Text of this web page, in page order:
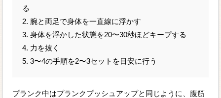
る
2. 腕と両足で身体を一直線に浮かす
3. 身体を浮かした状態を20〜30秒ほどキープする
4. 力を抜く
5. 3〜4の手順を2〜3セットを目安に行う
プランク中はプランクプッシュアップと同じように、腹筋